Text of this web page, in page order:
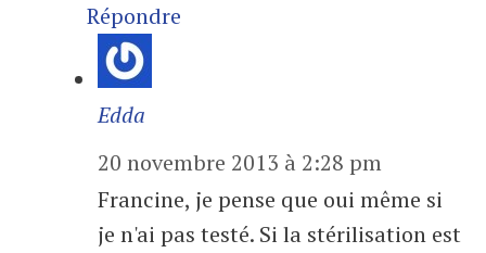
Répondre
Edda
20 novembre 2013 à 2:28 pm
Francine, je pense que oui même si
je n'ai pas testé. Si la stérilisation est